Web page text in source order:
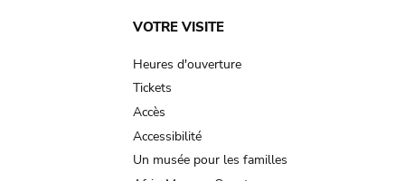
Main
navigation
VOTRE VISITE
Heures d'ouverture
Tickets
Accès
Accessibilité
Un musée pour les familles